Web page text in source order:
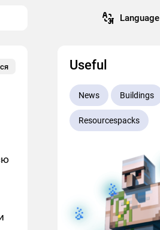
Language
Useful
News Buildings
Resourcespacks